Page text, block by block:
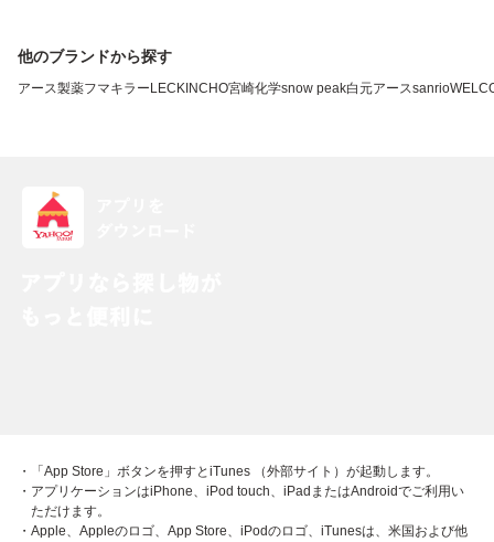
他のブランドから探す
アース製薬フマキラー LEC KINCHO宮崎化学snow peak白元アースsanrio
・「App Store」ボタンを押すとiTunes （外部サイト）が起動します。
・アプリケーションはiPhone、iPod touch、iPadまたはAndroidでご利用い
ただけます。
・Apple、Appleのロゴ、App Store、iPodのロゴ、iTunesは、米国および他